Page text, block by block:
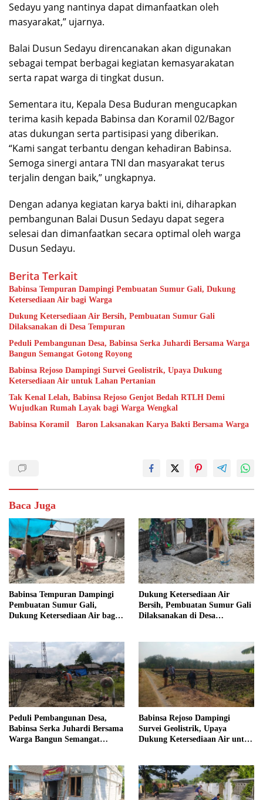
Sedayu yang nantinya dapat dimanfaatkan oleh
masyarakat,” ujarnya.
Balai Dusun Sedayu direncanakan akan digunakan
sebagai tempat berbagai kegiatan kemasyarakatan
serta rapat warga di tingkat dusun.
Sementara itu, Kepala Desa Buduran mengucapkan
terima kasih kepada Babinsa dan Koramil 02/Bagor
atas dukungan serta partisipasi yang diberikan.
“Kami sangat terbantu dengan kehadiran Babinsa.
Semoga sinergi antara TNI dan masyarakat terus
terjalin dengan baik,” ungkapnya.
Dengan adanya kegiatan karya bakti ini, diharapkan
pembangunan Balai Dusun Sedayu dapat segera
selesai dan dimanfaatkan secara optimal oleh warga
Dusun Sedayu.
Berita Terkait
Babinsa Tempuran Dampingi Pembuatan Sumur Gali, Dukung
Ketersediaan Air bagi Warga
Dukung Ketersediaan Air Bersih, Pembuatan Sumur Gali
Dilaksanakan di Desa Tempuran
Peduli Pembangunan Desa, Babinsa Serka Juhardi Bersama Warga
Bangun Semangat Gotong Royong
Babinsa Rejoso Dampingi Survei Geolistrik, Upaya Dukung
Ketersediaan Air untuk Lahan Pertanian
Tak Kenal Lelah, Babinsa Rejoso Genjot Bedah RTLH Demi
Wujudkan Rumah Layak bagi Warga Wengkal
Babinsa Koramil Baron Laksanakan Karya Bakti Bersama Warga
Baca Juga
Babinsa Tempuran Dampingi
Pembuatan Sumur Gali,
Dukung Ketersediaan Air bagi
Dukung Ketersediaan Air
Bersih, Pembuatan Sumur Gali
Dilaksanakan di Desa
Peduli Pembangunan Desa,
Babinsa Serka Juhardi Bersama
Warga Bangun Semangat
Babinsa Rejoso Dampingi
Survei Geolistrik, Upaya
Dukung Ketersediaan Air untuk